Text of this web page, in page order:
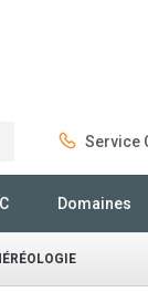
Service
Domaines